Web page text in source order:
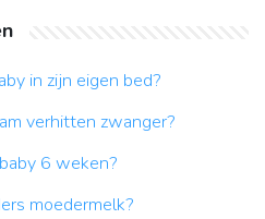
in zijn eigen bed?
verhitten zwanger?
6 weken?
moedermelk?